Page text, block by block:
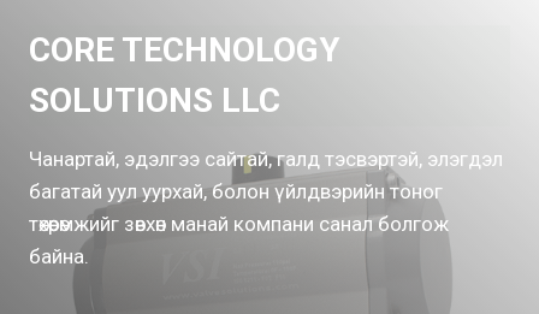
CORE TECHNOLOGY
SOLUTIONS LLC
Чанартай, эдэлгээ сайтай, галд тэсвэртэй, элэгдэл
багатай уул уурхай, болон үйлдвэрийн тоног
төхөөрөмжийг зөвхөн манай компани санал болгож
байна.